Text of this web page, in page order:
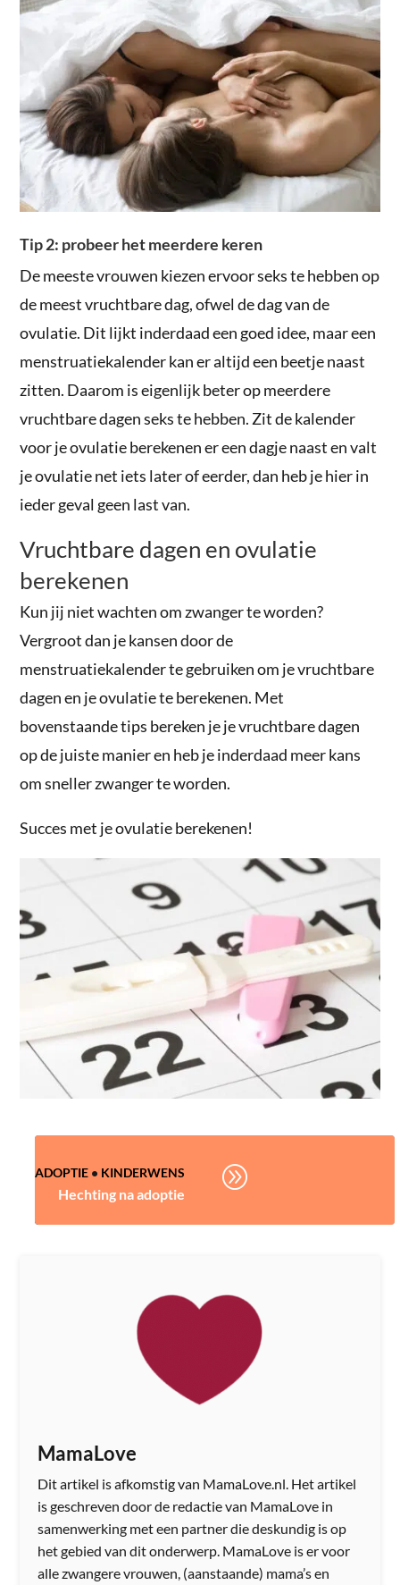
Tip 2: probeer het meerdere keren
De meeste vrouwen kiezen ervoor seks te hebben op
de meest vruchtbare dag, ofwel de dag van de
ovulatie. Dit lijkt inderdaad een goed idee, maar een
menstruatiekalender kan er altijd een beetje naast
zitten. Daarom is eigenlijk beter op meerdere
vruchtbare dagen seks te hebben. Zit de kalender
voor je ovulatie berekenen er een dagje naast en valt
je ovulatie net iets later of eerder, dan heb je hier in
ieder geval geen last van.
Vruchtbare dagen en ovulatie
berekenen
Kun jij niet wachten om zwanger te worden?
Vergroot dan je kansen door de
menstruatiekalender te gebruiken om je vruchtbare
dagen en je ovulatie te berekenen. Met
bovenstaande tips bereken je je vruchtbare dagen
op de juiste manier en heb je inderdaad meer kans
om sneller zwanger te worden.
Succes met je ovulatie berekenen!
ADOPTIE• KINDERWENS
Hechting na adoptie
A
MamaLove
Dit artikel is afkomstig van MamaLove.nl. Het artikel
is geschreven door de redactie van MamaLove in
samenwerking met een partner die deskundig is op
het gebied van dit onderwerp. MamaLove is er voor
alle zwangere vrouwen, (aanstaande) mama’s en